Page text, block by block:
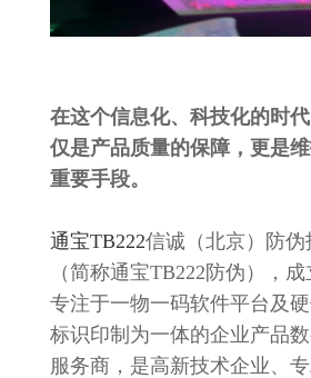
在这个信息化、科技化的时
仅是产品质量的保障，更是
重要手段。
通宝TB222信诚（北京）防伪
（简称通宝TB222防伪），
专注于一物一码软件平台及
标识印制为一体的企业产品
服务商，是高新技术企业、专